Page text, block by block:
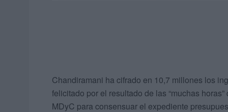
Chandiramani ha cifrado en 10,7 millones los
felicitado por el resultado de las “muchas
MDyC para consensuar el expediente